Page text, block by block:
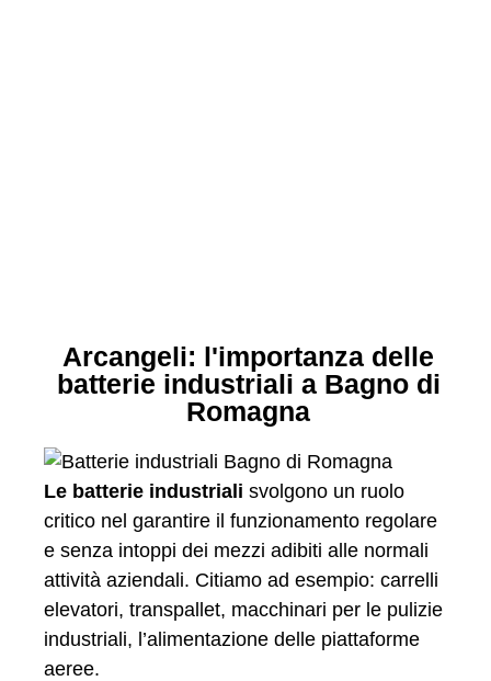
Arcangeli: l'importanza delle
batterie industriali a Bagno di
Romagna
Le batterie industriali svolgono un ruolo
critico nel garantire il funzionamento regolare
e senza intoppi dei mezzi adibiti alle normali
attività aziendali. Citiamo ad esempio: carrelli
elevatori, transpallet, macchinari per le pulizie
industriali, l’alimentazione delle piattaforme
aeree.